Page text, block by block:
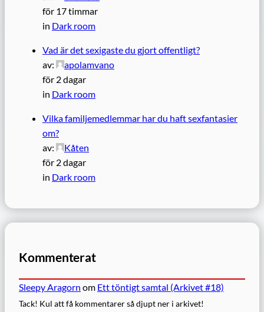
för 17 timmar
in Dark room
Vad är det sexigaste du gjort offentligt?
av:
apolamvano
för 2 dagar
in Dark room
Vilka familjemedlemmar har du haft sexfantasier
om?
av:
Kåten
för 2 dagar
in Dark room
Kommenterat
Sleepy Aragorn om Ett töntigt samtal (Arkivet #18)
Tack! Kul att få kommentarer så djupt ner i arkivet!